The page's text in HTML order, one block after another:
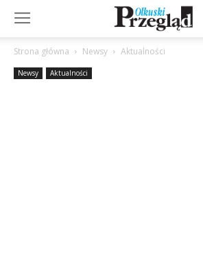
Strona główna Newsy Aktualności
Newsy Aktualności